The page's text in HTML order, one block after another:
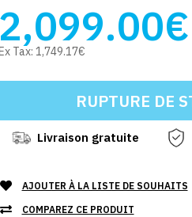
2,099.00€
Tax: 1,749.17€
Livraison gratuite
AJOUTER À LA LISTE DE SOUHAITS
COMPAREZ CE PRODUIT